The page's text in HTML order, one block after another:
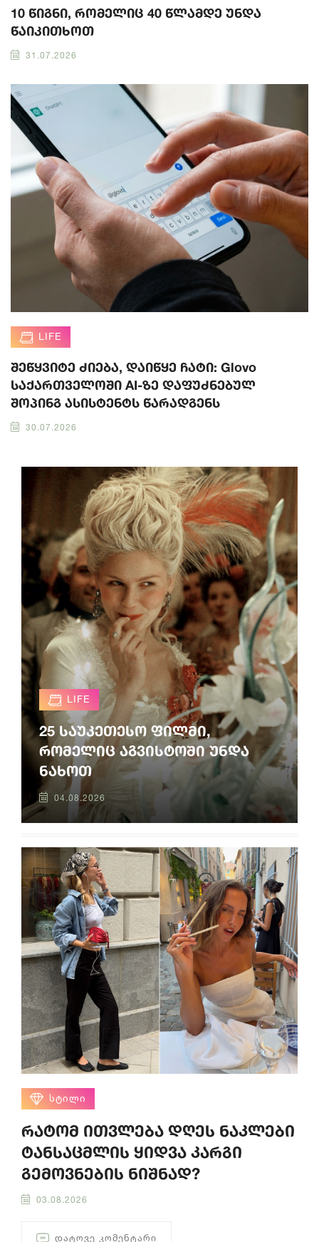
10 წიგნი, რომელიც 40 წლამდე უნდა
წაიკითხოთ
31.07.2026
LIFE
შეწყვიტე ძიება, დაიწყე ჩატი: Glovo
საქართველოში AI-ზე დაფუძნებულ
შოპინგ ასისტენტს წარადგენს
30.07.2026
LIFE
25 საუკეთესო ფილმი,
რომელიც აგვისტოში უნდა
ნახოთ
04.08.2026
ᲡᲢᲘᲚᲘ
რატომ ითვლება დღეს ნაკლები
ტანსაცმლის ყიდვა კარგი
გემოვნების ნიშნად?
03.08.2026
ᲓᲐᲢᲝᲕᲔ ᲙᲝᲛᲔᲜᲢᲐᲠᲘ